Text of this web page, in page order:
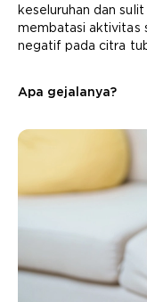
keseluruhan dan
membatasi aktivitas
negatif pada citra
Apa gejalanya?